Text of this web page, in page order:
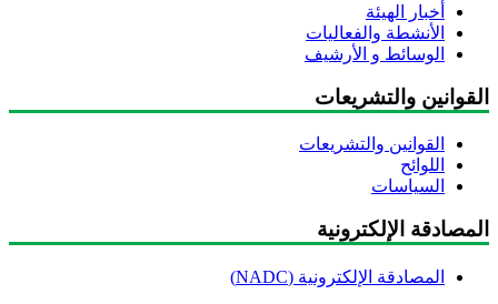
أخبار الهيئة
الأنشطة والفعاليات
الوسائط و الأرشيف
والتشريعات
القوانين والتشريعات
اللوائح
السياسات
الإلكترونية
المصادقة الإلكترونية (NADC)